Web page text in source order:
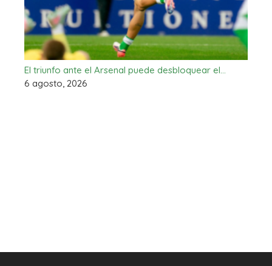
El triunfo ante el Arsenal puede desbloquear el…
6 agosto, 2026